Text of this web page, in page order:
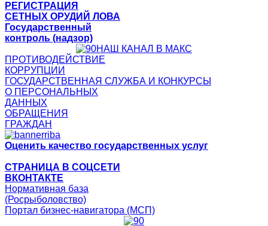
РЕГИСТРАЦИЯ
СЕТНЫХ ОРУДИЙ ЛОВА
Государственный
контроль (надзор)
НАШ КАНАЛ В МАКС
ПРОТИВОДЕЙСТВИЕ
КОРРУПЦИИ
ГОСУДАРСТВЕННАЯ СЛУЖБА И КОНКУРСЫ
О ПЕРСОНАЛЬНЫХ
ДАННЫХ
ОБРАЩЕНИЯ
ГРАЖДАН
Оценить качество государственных услуг
СТРАНИЦА В СОЦСЕТИ
ВКОНТАКТЕ
Нормативная база
(Росрыболовство)
Портал бизнес-навигатора (МСП)